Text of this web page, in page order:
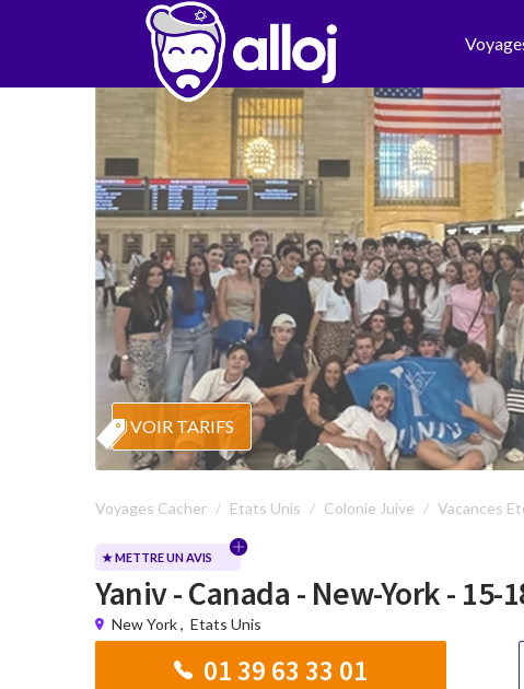
VOIR TARIFS
Voyages Cacher Etats Unis Colonie Juive Vacances
★ METTRE UN AVIS
Yaniv - Canada - New-York - 15-
New York, Etats Unis
01 39 63 33 01